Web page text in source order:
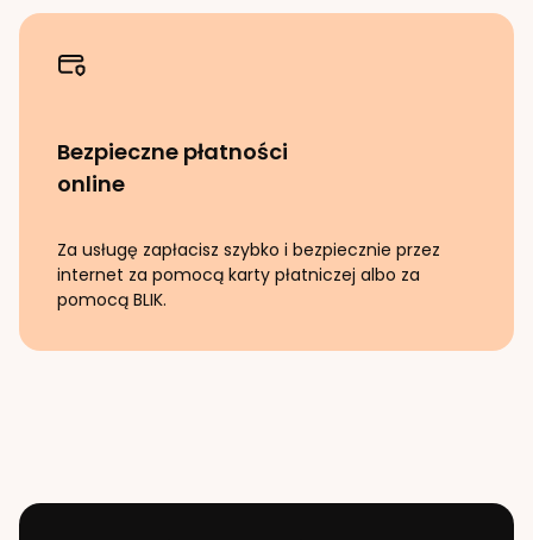
Bezpieczne płatności
online
Za usługę zapłacisz szybko i bezpiecznie przez
internet za pomocą karty płatniczej albo za
pomocą BLIK.